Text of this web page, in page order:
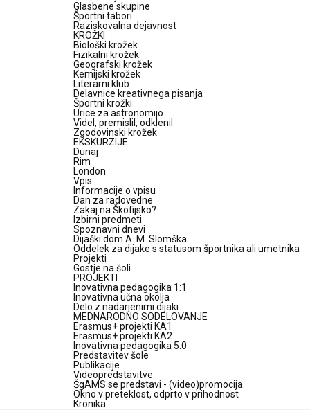
Glasbene skupine
Športni tabori
Raziskovalna dejavnost
KROŽKI
Biološki krožek
Fizikalni krožek
Geografski krožek
Kemijski krožek
Literarni klub
Delavnice kreativnega pisanja
Športni krožki
Urice za astronomijo
Videl, premislil, odklenil
Zgodovinski krožek
EKSKURZIJE
Dunaj
Rim
London
Vpis
Informacije o vpisu
Dan za radovedne
Zakaj na Škofijsko?
Izbirni predmeti
Spoznavni dnevi
Dijaški dom A. M. Slomška
Oddelek za dijake s statusom športnika ali umetnika
Projekti
Gostje na šoli
PROJEKTI
Inovativna pedagogika 1:1
Inovativna učna okolja
Delo z nadarjenimi dijaki
MEDNARODNO SODELOVANJE
Erasmus+ projekti KA1
Erasmus+ projekti KA2
Inovativna pedagogika 5.0
Predstavitev šole
Publikacije
Videopredstavitve
ŠgAMS se predstavi - (video)promocija
Okno v preteklost, odprto v prihodnost
Kronika